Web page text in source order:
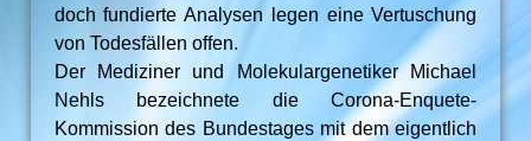
doch fundierte Analysen legen eine Vertuschung
von Todesfällen offen.
Der Mediziner und Molekulargenetiker Michael
Nehls bezeichnete die Corona-Enquete-
Kommission des Bundestages mit dem eigentlich